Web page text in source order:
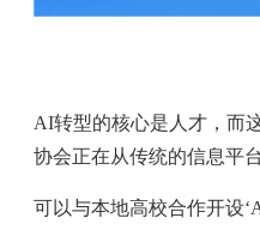
AI转型的核心是人才，而
协会正在从传统的信息平
可以与本地高校合作开设